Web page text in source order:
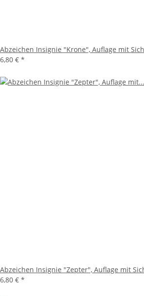
Abzeichen Insignie "Krone", Auflage mit
6,80 € *
Abzeichen Insignie "Zepter", Auflage mit
6,80 € *